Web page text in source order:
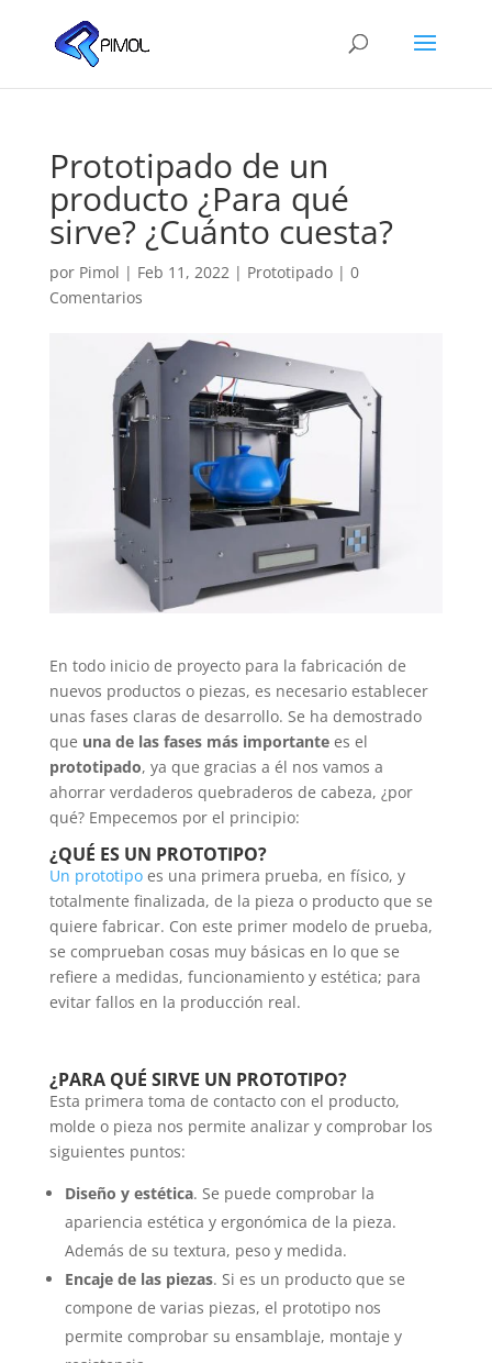
Prototipado de un
producto ¿Para qué
sirve? ¿Cuánto cuesta?
por Pimol | Feb 11, 2022| Prototipado| 0
Comentarios
En todo inicio de proyecto para la fabricación de
nuevos productos o piezas, es necesario establecer
unas fases claras de desarrollo. Se ha demostrado
que una de las fases más importantees el
prototipado, ya que gracias a él nos vamos a
ahorrar verdaderos quebraderos de cabeza, ¿por
qué? Empecemos por el principio:
¿QUÉ ES UN PROTOTIPO?
Un prototipoes una primera prueba, en físico, y
totalmente finalizada, de la pieza o producto que se
quiere fabricar. Con este primer modelo de prueba,
se comprueban cosas muy básicas en lo que se
refiere a medidas, funcionamiento y estética; para
evitar fallos en la producción real.
¿PARA QUÉ SIRVE UN PROTOTIPO?
Esta primera toma de contacto con el producto,
molde o pieza nos permite analizar y comprobar los
siguientes puntos:
Diseño y estética. Se puede comprobar la
apariencia estética y ergonómica de la pieza.
Además de su textura, peso y medida.
Encaje de las piezas. Si es un producto que se
compone de varias piezas, el prototipo nos
permite comprobar su ensamblaje, montaje y